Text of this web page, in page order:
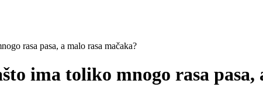
rasa pasa, a malo rasa mačaka?
ima toliko mnogo rasa pasa,